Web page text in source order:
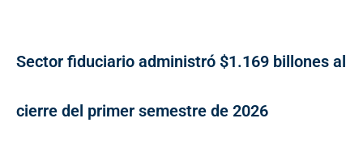
Sector fiduciario administró $1.169 billones al
cierre del primer semestre de 2026